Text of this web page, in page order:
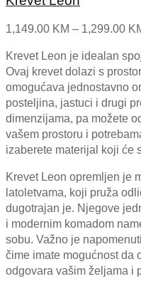
1,149.00 KM – 1,299.00
Krevet Leon je idealan
Ovaj krevet dolazi s
omogućava jednostavno
posteljina, jastuci i drugi
dimenzijama, pa možete
vašem prostoru i
izaberete materijal koji će
Krevet Leon opremljen je
latoletvama, koji pruža
dugotrajan je. Njegove
i modernim komadom
sobu. Važno je
čime imate mogućnost da
odgovara vašim željama i